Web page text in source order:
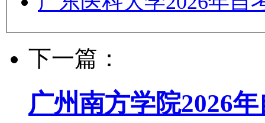
下一篇：
广州南方学院2026